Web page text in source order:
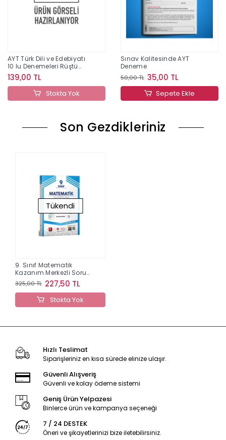
AYT Türk Dili ve Edebiyatı
10 lu Denemeleri Rüştü
Hoca
139,00 TL
Stokta Yok
Sınav Kalitesinde AYT
Deneme
50,00 TL 35,00 TL
Sepete Ekle
Son Gezdikleriniz
Tükendi
9. Sınıf Matematik
Kazanım Merkezli Soru
Bankası Seti
325,00 TL 227,50 TL
Stokta Yok
Hızlı Teslimat
Siparişleriniz en kısa sürede elinize ulaşır.
Güvenli Alışveriş
Güvenli ve kolay ödeme sistemi
Geniş Ürün Yelpazesi
Binlerce ürün ve kampanya seçeneği
7 / 24 DESTEK
Öneri ve şikayetlerinizi bize iletebilirsiniz.